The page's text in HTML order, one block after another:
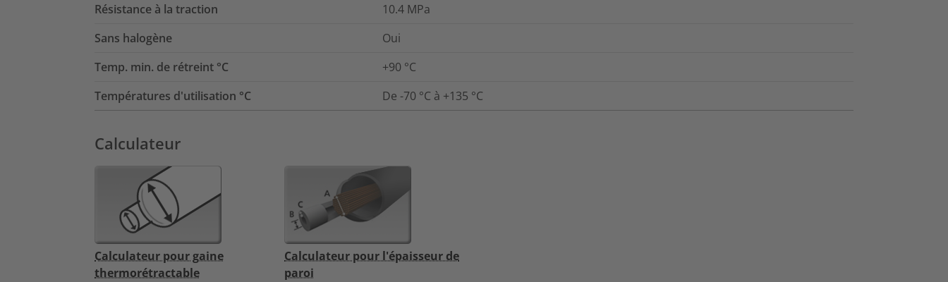
Résistance à la traction
10.4 MPa
Sans halogène
Oui
Temp. min. de rétreint °C
+90 °C
Températures d'utilisation °C
De -70 °C à +135 °C
Calculateur
Calculateur pour gaine
thermorétractable
Calculateur pour l'épaisseur de
paroi